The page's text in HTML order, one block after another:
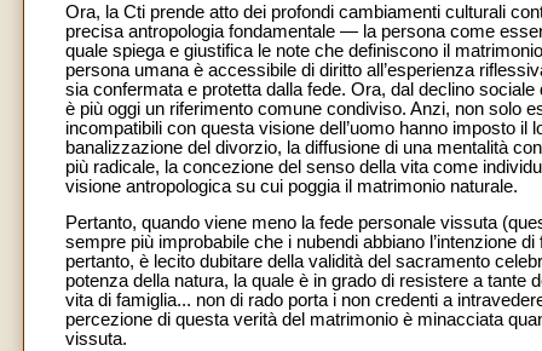
Ora, la Cti prende atto dei profondi cambiamenti culturali
precisa antropologia fondamentale — la persona come
quale spiega e giustifica le note che definiscono il
persona umana è accessibile di diritto all’esperienza
sia confermata e protetta dalla fede. Ora, dal declino
è più oggi un riferimento comune condiviso. Anzi, non solo
incompatibili con questa visione dell’uomo hanno imposto
banalizzazione del divorzio, la diffusione di una mentalità
più radicale, la concezione del senso della vita come
visione antropologica su cui poggia il matrimonio naturale.
Pertanto, quando viene meno la fede personale vissuta
sempre più improbabile che i nubendi abbiano l’intenzione
pertanto, è lecito dubitare della validità del sacramento
potenza della natura, la quale è in grado di resistere a
vita di famiglia... non di rado porta i non credenti a
percezione di questa verità del matrimonio è minacciata
vissuta.